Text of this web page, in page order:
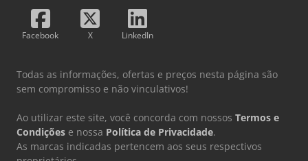
Facebook X LinkedIn
Todas as informações, ofertas e preços nesta página são
sem compromisso e não vinculativos!
Ao utilizar este site, você concorda com nossos Termos e
Condições e nossa Política de Privacidade.
As marcas indicadas pertencem aos seus respectivos